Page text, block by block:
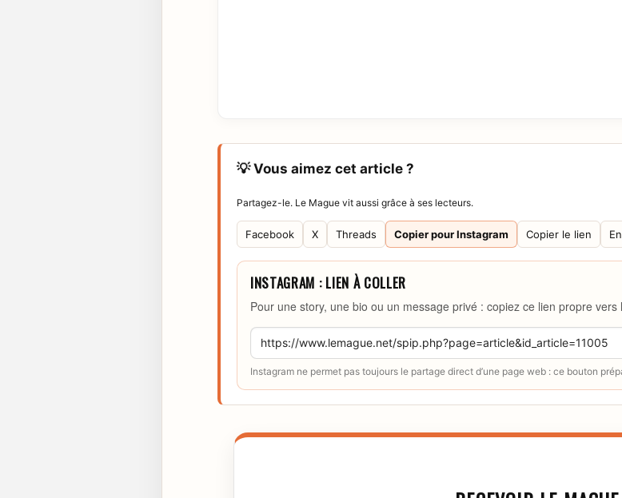
💡 Vous aimez cet article ?
Partagez-le. Le Mague vit aussi grâce à ses lecteurs.
Facebook X Threads Copier pour Instagram Copier le lien
INSTAGRAM : LIEN À COLLER
Pour une story, une bio ou un message privé : copiez ce lien propre vers
Instagram ne permet pas toujours le partage direct d’une page web : ce bouton